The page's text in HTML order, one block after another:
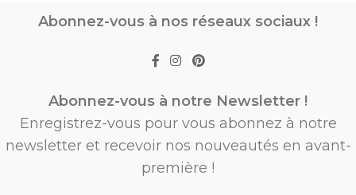
Abonnez-vous à nos réseaux sociaux !
Abonnez-vous à notre Newsletter !
Enregistrez-vous pour vous abonnez à notre
newsletter et recevoir nos nouveautés en avant-
première !